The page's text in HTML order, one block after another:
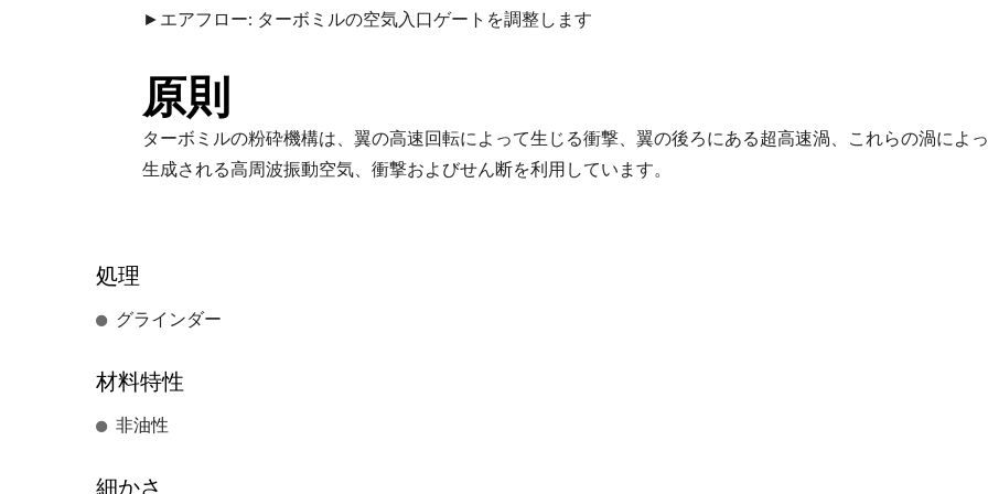
►エアフロー: ターボミルの空気入口ゲートを調整します
原則
ターボミルの粉砕機構は、翼の高速回転によって生じる衝撃、翼の後ろにある超高速渦、これらの渦によ
生成される高周波振動空気、衝撃およびせん断を利用しています。
処理
グラインダー
材料特性
非油性
細かさ